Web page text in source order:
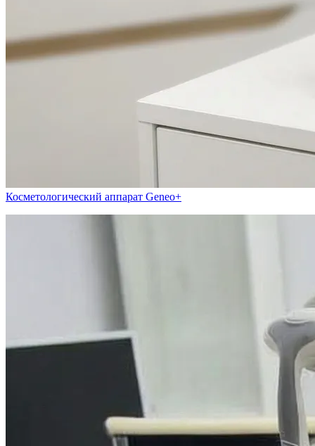
Косметологический аппарат Geneo+